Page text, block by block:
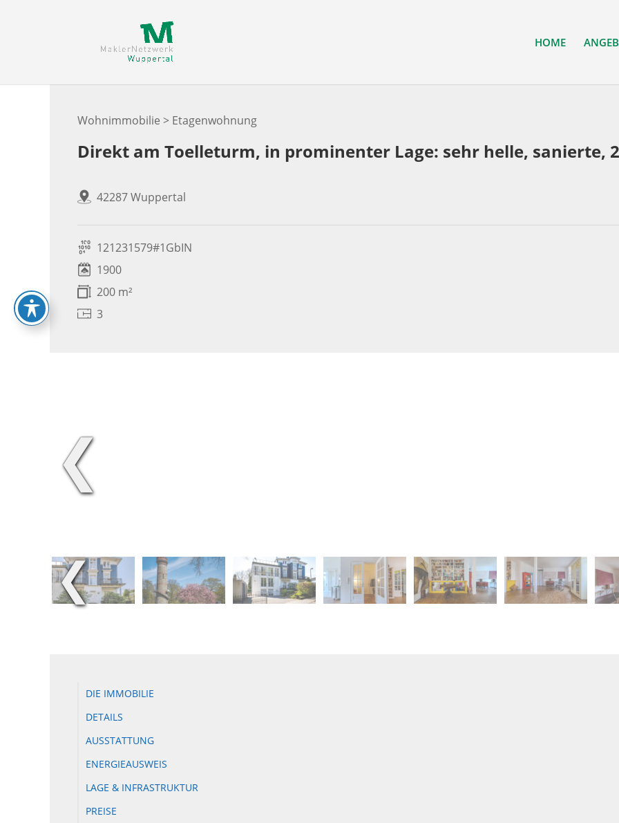
HOME
Wohnimmobilie > Etagenwohnung
Direkt am Toelleturm, in prominenter Lage: sehr helle, sanierte,
42287 Wuppertal
121231579#1GbIN
1900
200 m²
3
❮
❮
DIE IMMOBILIE
DETAILS
AUSSTATTUNG
ENERGIEAUSWEIS
LAGE & INFRASTRUKTUR
PREISE